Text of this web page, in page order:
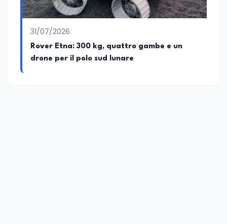
31/07/2026
Rover Etna: 300 kg, quattro gambe e un
drone per il polo sud lunare